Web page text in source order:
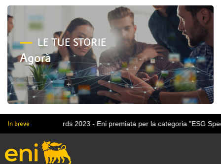
LE TUE STORIE
Agorà
In breve2023 - Eni premiata per la categoria "ESG Special Award"